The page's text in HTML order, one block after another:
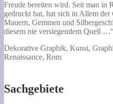
Freude bereiten wird. Seit man in
gedruckt hat, hat sich in Allem der
Mauern, Gemmen und
diesem nie versiegendem Quell
Dekorative Graphik, Kunst,
Renaissance, Rom
Sachgebiete